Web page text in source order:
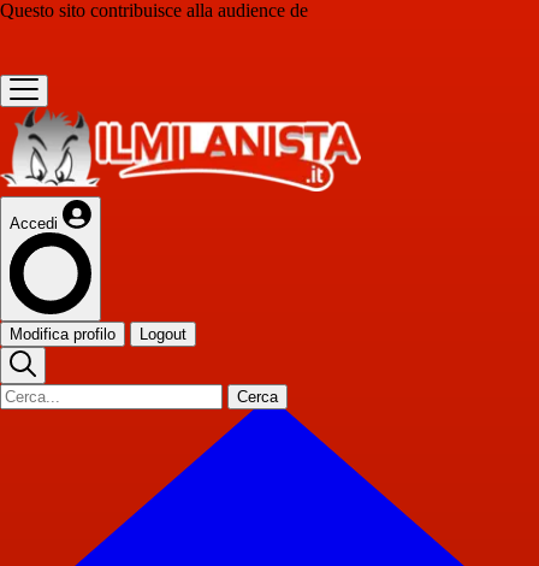
Questo sito contribuisce alla audience de
Accedi
Modifica profilo Logout
Cerca